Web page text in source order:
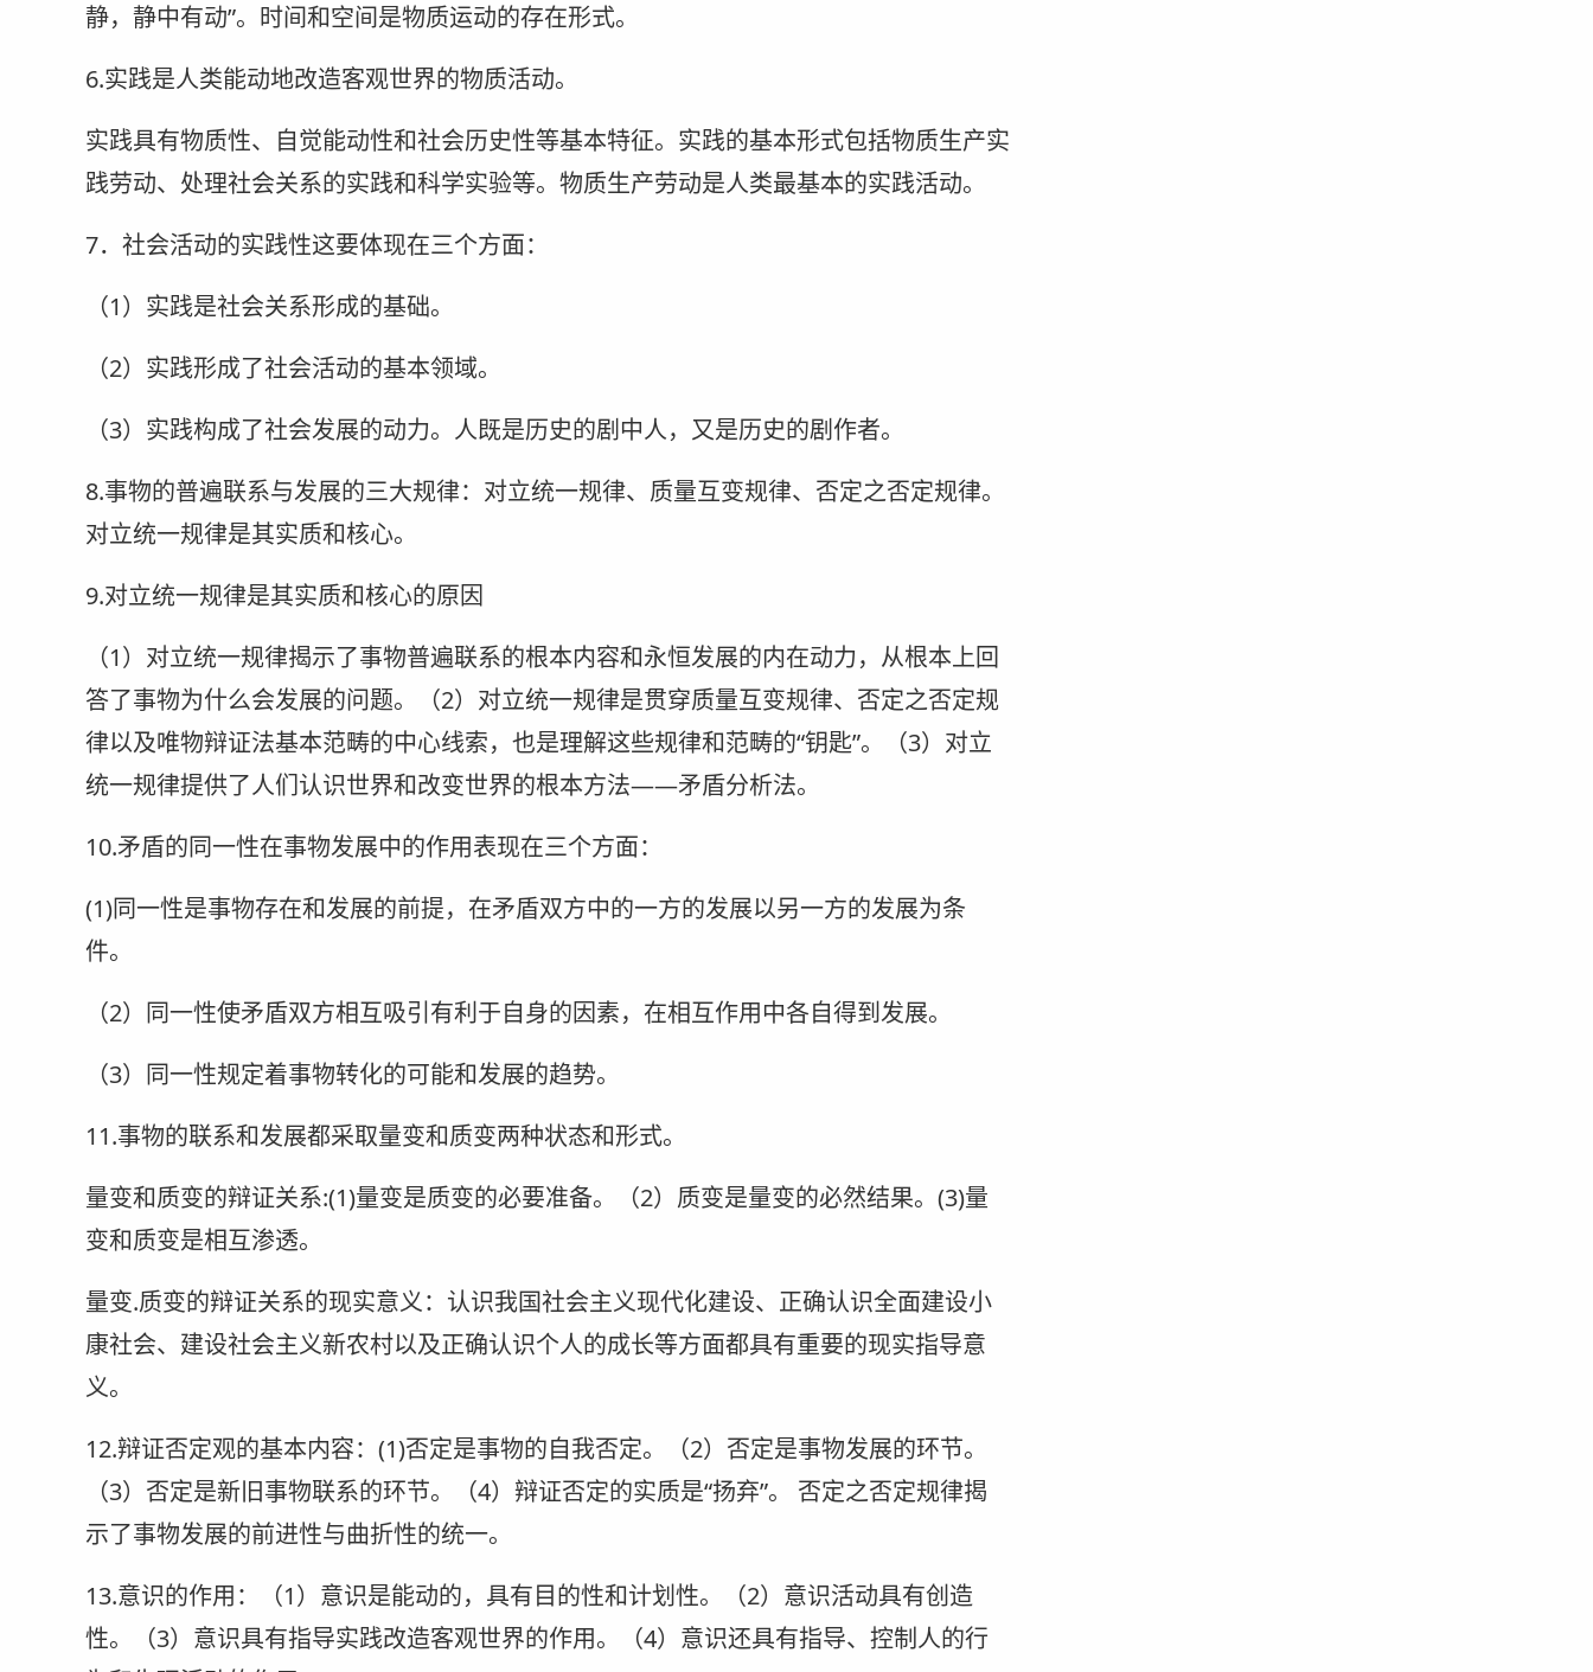
静，静中有动”。时间和空间是物质运动的存在形式。
6.实践是人类能动地改造客观世界的物质活动。
实践具有物质性、自觉能动性和社会历史性等基本特征。实践的基本形式包括物质生产实
践劳动、处理社会关系的实践和科学实验等。物质生产劳动是人类最基本的实践活动。
7．社会活动的实践性这要体现在三个方面：
（1）实践是社会关系形成的基础。
（2）实践形成了社会活动的基本领域。
（3）实践构成了社会发展的动力。人既是历史的剧中人，又是历史的剧作者。
8.事物的普遍联系与发展的三大规律：对立统一规律、质量互变规律、否定之否定规律。
对立统一规律是其实质和核心。
9.对立统一规律是其实质和核心的原因
（1）对立统一规律揭示了事物普遍联系的根本内容和永恒发展的内在动力，从根本上回
答了事物为什么会发展的问题。（2）对立统一规律是贯穿质量互变规律、否定之否定规
律以及唯物辩证法基本范畴的中心线索，也是理解这些规律和范畴的“钥匙”。（3）对立
统一规律提供了人们认识世界和改变世界的根本方法——矛盾分析法。
10.矛盾的同一性在事物发展中的作用表现在三个方面：
(1)同一性是事物存在和发展的前提，在矛盾双方中的一方的发展以另一方的发展为条
件。
（2）同一性使矛盾双方相互吸引有利于自身的因素，在相互作用中各自得到发展。
（3）同一性规定着事物转化的可能和发展的趋势。
11.事物的联系和发展都采取量变和质变两种状态和形式。
量变和质变的辩证关系:(1)量变是质变的必要准备。（2）质变是量变的必然结果。(3)量
变和质变是相互渗透。
量变.质变的辩证关系的现实意义：认识我国社会主义现代化建设、正确认识全面建设小
康社会、建设社会主义新农村以及正确认识个人的成长等方面都具有重要的现实指导意
义。
12.辩证否定观的基本内容：(1)否定是事物的自我否定。（2）否定是事物发展的环节。
（3）否定是新旧事物联系的环节。（4）辩证否定的实质是“扬弃”。 否定之否定规律揭
示了事物发展的前进性与曲折性的统一。
13.意识的作用：（1）意识是能动的，具有目的性和计划性。（2）意识活动具有创造
性。（3）意识具有指导实践改造客观世界的作用。（4）意识还具有指导、控制人的行